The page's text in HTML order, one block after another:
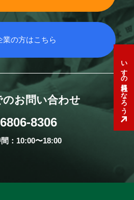
いすゞの社員になろう
業の方はこちら
のお問い合わせ
8306
：10:00〜18:00